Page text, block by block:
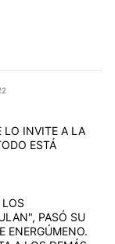
LO INVITE A LA
ESTÁ
LOS
PASÓ SU
ENERGÚMENO.